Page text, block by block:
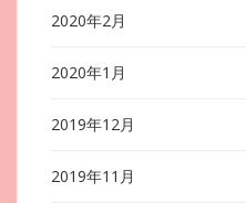
2020年2月
2020年1月
2019年12月
2019年11月